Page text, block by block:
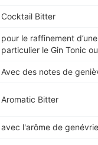
Cocktail Bitter
pour le raffinement
particulier le Gin Tonic
Avec des notes de
Aromatic Bitter
avec l'arôme de